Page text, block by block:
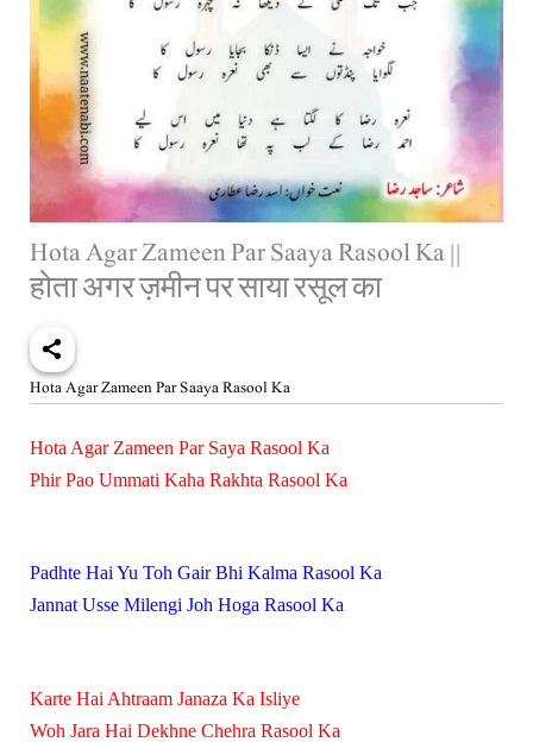
Hota Agar Zameen Par Saaya Rasool Ka ||
होता अगर ज़मीन पर साया रसूल का
Hota Agar Zameen Par Saaya Rasool Ka
Hota Agar Zameen Par Saya Rasool Ka
Phir Pao Ummati Kaha Rakhta Rasool Ka
Padhte Hai Yu Toh Gair Bhi Kalma Rasool Ka
Jannat Usse Milengi Joh Hoga Rasool Ka
Karte Hai Ahtraam Janaza Ka Isliye
Woh Jara Hai Dekhne Chehra Rasool Ka